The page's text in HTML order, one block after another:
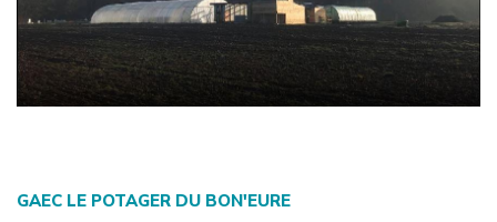
GAEC LE POTAGER DU BON'EURE